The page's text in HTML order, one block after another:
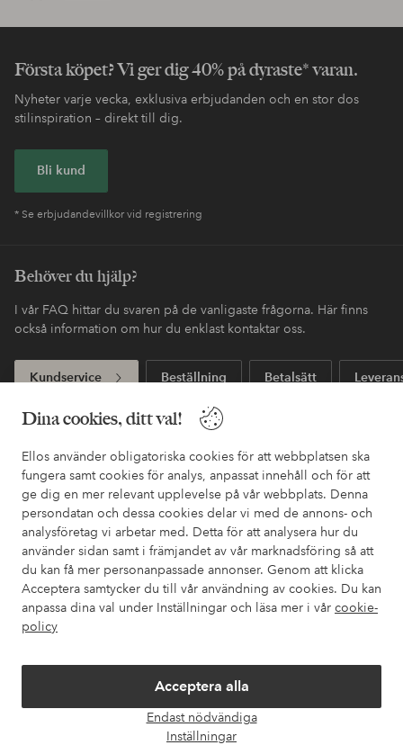
Dina cookies, ditt val!
Ellos använder obligatoriska cookies för att webbplatsen ska
fungera samt cookies för analys, anpassat innehåll och för att
ge dig en mer relevant upplevelse på vår webbplats. Denna
persondatan och dessa cookies delar vi med de annons- och
analysföretag vi arbetar med. Detta för att analysera hur du
använder sidan samt i främjandet av vår marknadsföring så att
du kan få mer personanpassade annonser. Genom att klicka
Acceptera samtycker du till vår användning av cookies. Du kan
anpassa dina val under Inställningar och läsa mer i vår cookie-
policy
Acceptera alla
Endast nödvändiga
Inställningar
Första köpet? Vi ger dig 40% på dyraste* varan.
Nyheter varje vecka, exklusiva erbjudanden och en stor dos
stilinspiration – direkt till dig.
Bli kund
* Se erbjudandevillkor vid registrering
Behöver du hjälp?
I vår FAQ hittar du svaren på de vanligaste frågorna. Här finns
också information om hur du enklast kontaktar oss.
Kundservice Beställning Betalsätt
Mina sidor
Om Ellos
Våra tjänster
Villkor